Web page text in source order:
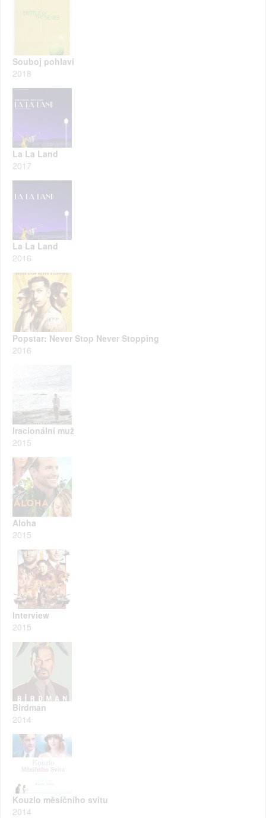
Souboj pohlaví
2018
La La Land
2017
La La Land
2016
Popstar: Never Stop Never Stopping
2016
Iracionální muž
2015
Aloha
2015
Interview
2015
Birdman
2014
Kouzlo měsíčního svitu
2014